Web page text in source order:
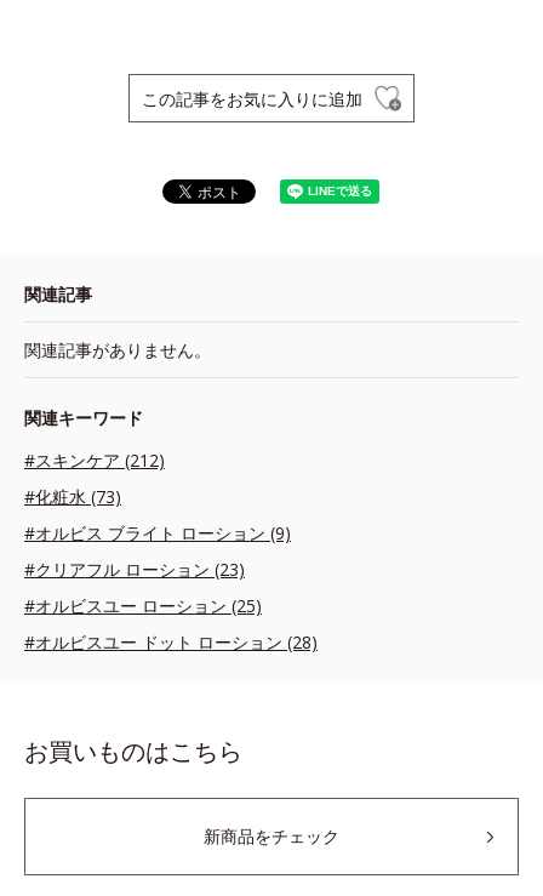
この記事をお気に入りに追加
関連記事
関連記事がありません。
関連キーワード
#スキンケア (212)
#化粧水 (73)
#オルビス ブライト ローション (9)
#クリアフル ローション (23)
#オルビスユー ローション (25)
#オルビスユー ドット ローション (28)
お買いものはこちら
新商品をチェック